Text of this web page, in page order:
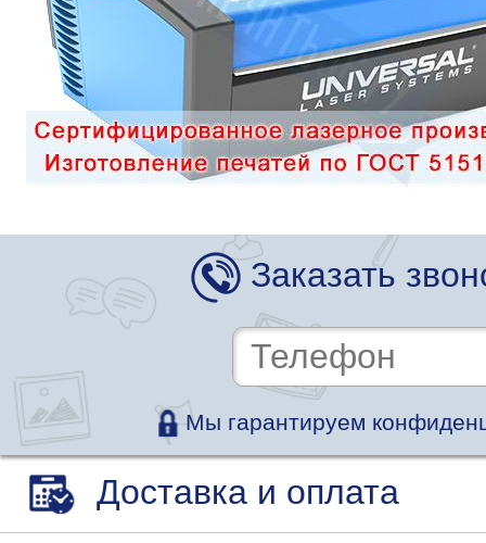
Заказать
Мы гарантируем
Доставка и оплата